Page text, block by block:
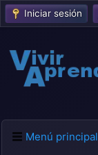
Iniciar sesión
Menú principal